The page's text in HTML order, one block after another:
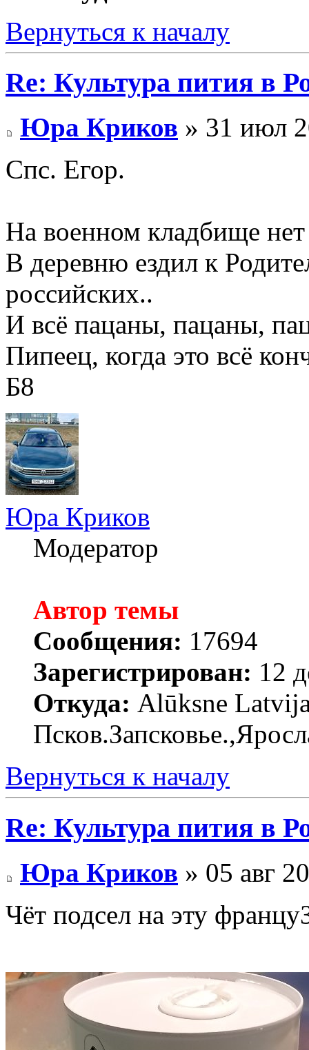
Вернуться к началу
Re: Культура пития в
Юра Криков » 31 июл
Спс. Егор.
На военном кладбище
В деревню ездил к
российских..
И всё пацаны, пацаны,
Пипеец, когда это всё
Б8
Юра Криков
Модератор
Автор темы
Сообщения: 17694
Зарегистрирован: 12
Откуда: Alūksne
Вернуться к началу
Re: Культура пития в
Юра Криков » 05 авг
Чёт подсел на эту